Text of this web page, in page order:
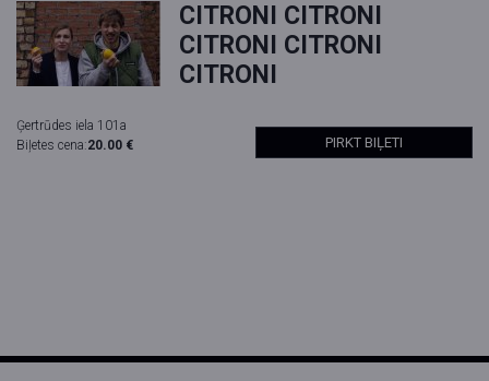
CITRONI CITRONI
CITRONI CITRONI
CITRONI
Ģertrūdes iela 101a
Biļetes cena:20.00 € PIRKT BIĻETI